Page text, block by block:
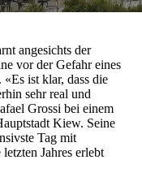
angesichts der
vor der Gefahr eines
ist klar, dass die
sehr real und
Grossi bei einem
Kiew. Seine
Tag mit
Jahres erlebt